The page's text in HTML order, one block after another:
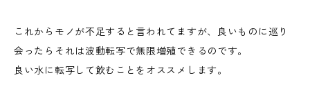
これからモノが不足すると言われてますが、良いものに巡り
会ったらそれは波動転写で無限増殖できるのです。
良い水に転写して飲むことをオススメします。